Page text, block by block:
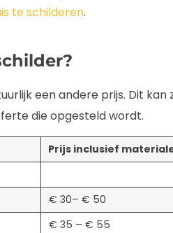
te schilderen.
een andere prijs. Dit
die opgesteld wordt.
Prijs inclusief
€ 30– € 50
€ 35 – € 55